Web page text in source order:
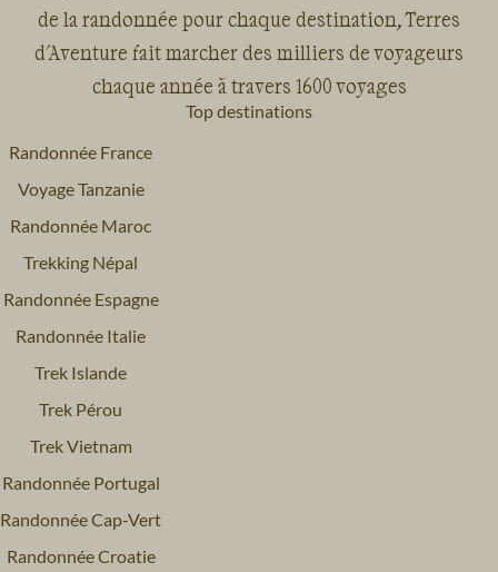
de la randonnée pour chaque destination, Terres
d'Aventure fait marcher des milliers de voyageurs
chaque année à travers 1600 voyages
Top destinations
Randonnée France
Voyage Tanzanie
Randonnée Maroc
Trekking Népal
Randonnée Espagne
Randonnée Italie
Trek Islande
Trek Pérou
Trek Vietnam
Randonnée Portugal
Randonnée Cap-Vert
Randonnée Croatie